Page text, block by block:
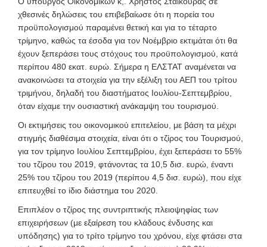
χθεσινές δηλώσεις του επιβεβαίωσε ότι η πορεία του
προϋπολογισμού παραμένει θετική και για το τέταρτο
τρίμηνο, καθώς τα έσοδα για τον Νοέμβριο εκτιμάται ότι θα
έχουν ξεπεράσει τους στόχους του προϋπολογισμού, κατά
περίπου 480 εκατ. ευρώ. Σήμερα η ΕΛΣΤΑΤ αναμένεται να
ανακοινώσει τα στοιχεία για την εξέλιξη του ΑΕΠ του τρίτου
τριμήνου, δηλαδή του διαστήματος Ιουλίου-Σεπτεμβρίου,
όταν είχαμε την ουσιαστική ανάκαμψη του τουρισμού.
Οι εκτιμήσεις του οικονομικού επιτελείου, με βάση τα μέχρι
στιγμής διαθέσιμα στοιχεία, είναι ότι ο τζίρος του Τουρισμού,
για τον τρίμηνο Ιουλίου Σεπτεμβρίου, έχει ξεπεράσει το 55%
του τζίρου του 2019, φτάνοντας τα 10,5 δισ. ευρώ, έναντι
25% του τζίρου του 2019 (περίπου 4,5 δισ. ευρώ), που είχε
επιτευχθεί το ίδιο διάστημα του 2020.
Επιπλέον ο τζίρος της συντριπτικής πλειοψηφίας των
επιχειρήσεων (με εξαίρεση του κλάδους ένδυσης και
υπόδησης) για το τρίτο τρίμηνο του χρόνου, είχε φτάσει στα